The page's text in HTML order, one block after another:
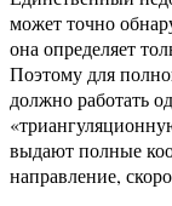
может точно
она определяет
Поэтому для
должно работать
выдают полные
направление,